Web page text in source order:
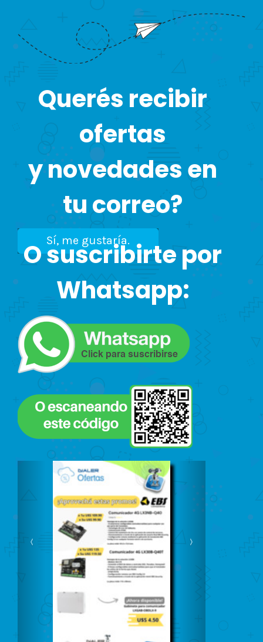
Querés recibir
ofertas
y novedades en
tu correo?
Sí, me gustaría.
O suscribirte por
Whatsapp:
Previous